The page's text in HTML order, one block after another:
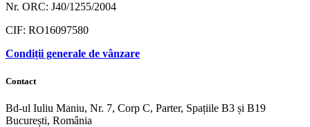
Nr. ORC: J40/1255/2004
CIF: RO16097580
Condiții generale de vânzare
Contact
Bd-ul Iuliu Maniu, Nr. 7, Corp C, Parter, Spațiile B3 și B19
București, România